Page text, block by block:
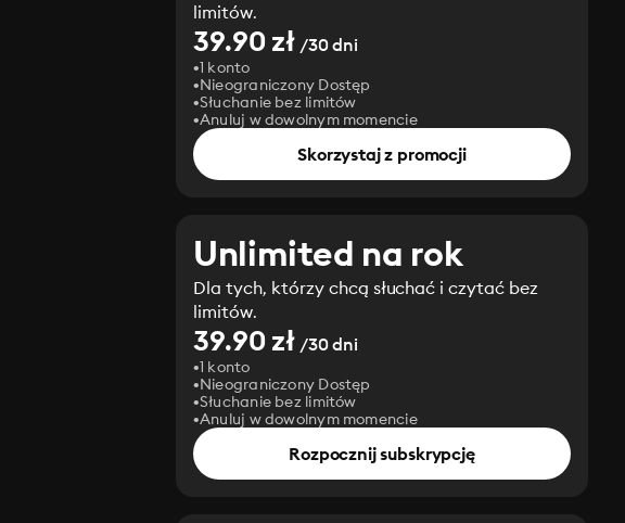
limitów.
39.90 zł/30 dni
1 konto
Nieograniczony Dostęp
Słuchanie bez limitów
Anuluj w dowolnym momencie
Skorzystaj z promocji
Unlimited na rok
Dla tych, którzy chcą słuchać i czytać bez
limitów.
39.90 zł/30 dni
1 konto
Nieograniczony Dostęp
Słuchanie bez limitów
Anuluj w dowolnym momencie
Rozpocznij subskrypcję